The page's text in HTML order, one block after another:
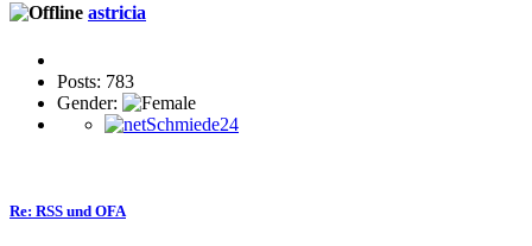
astricia
Posts: 783
Gender:
Re: RSS und OFA